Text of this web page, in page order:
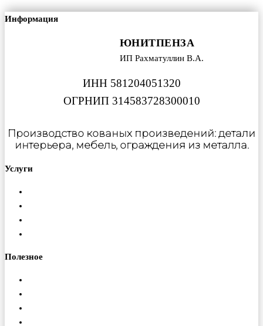
Информация
ЮНИТПЕНЗА
ИП Рахматуллин В.А.
ИНН 581204051320
ОГРНИП 314583728300010
Производство кованых произведений: детали
интерьера, мебель, ограждения из металла.
Услуги
Полезное